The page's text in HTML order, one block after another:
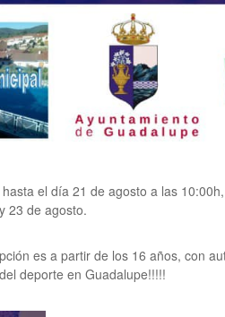
el día 21 de agosto a las
23 de agosto.
es a partir de los 16 años, con
deporte en Guadalupe!!!!!